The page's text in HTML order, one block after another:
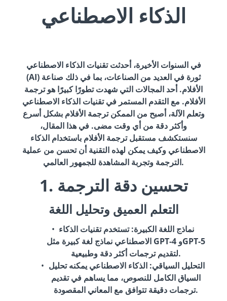
الذكاء الاصطناعي
في السنوات الأخيرة، أحدثت تقنيات الذكاء الاصطناعي
(AI) ثورة في العديد من الصناعات، بما في ذلك صناعة
الأفلام. أحد المجالات التي شهدت تطورًا كبيرًا هو ترجمة
الأفلام. مع التقدم المستمر في تقنيات الذكاء الاصطناعي
وتعلم الآلة، أصبح من الممكن ترجمة الأفلام بشكل أسرع
وأكثر دقة من أي وقت مضى. في هذا المقال،
سنستكشف مستقبل ترجمة الأفلام باستخدام الذكاء
الاصطناعي وكيف يمكن لهذه التقنية أن تحسن من عملية
الترجمة وتجربة المشاهدة للجمهور العالمي.
1. تحسين دقة الترجمة
التعلم العميق وتحليل اللغة
نماذج اللغة الكبيرة: تستخدم تقنيات الذكاء
الاصطناعي نماذج لغة كبيرة مثل GPT-4 وGPT-5
لتقديم ترجمات أكثر دقة وطبيعية.
التحليل السياقي: الذكاء الاصطناعي يمكنه تحليل
السياق الكامل للنصوص، مما يساهم في تقديم
ترجمات دقيقة تتوافق مع المعاني المقصودة.